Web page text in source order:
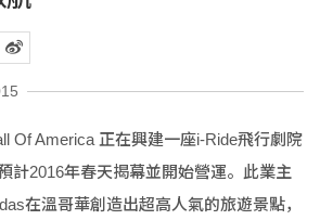
Of America 正在興建一座i-Ride飛行劇院
計2016年春天揭幕並開始營運。此業主
在溫哥華創造出超高人氣的旅遊景點，